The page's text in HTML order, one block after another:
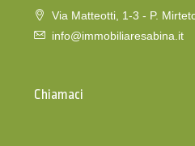
Via Matteotti, 1-3 - P.
info@immobiliaresabina.it
Chiamaci